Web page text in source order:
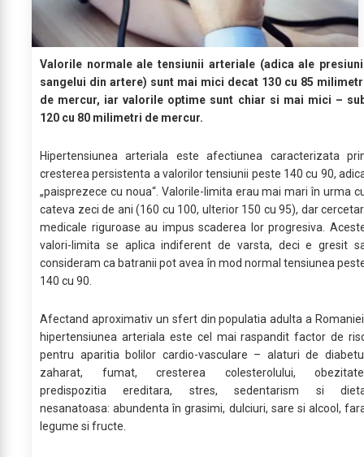
Valorile normale ale tensiunii arteriale (adica ale
sangelui din artere) sunt mai mici decat 130 cu 85
de mercur, iar valorile optime sunt chiar si mai mici –
120 cu 80 milimetri de mercur.
Hipertensiunea arteriala este afectiunea caracterizata
cresterea persistenta a valorilor tensiunii peste 140 cu 90,
„paisprezece cu noua“. Valorile-limita erau mai mari în urma
cateva zeci de ani (160 cu 100, ulterior 150 cu 95), dar
medicale riguroase au impus scaderea lor progresiva.
valori-limita se aplica indiferent de varsta, deci e gresit
consideram ca batranii pot avea în mod normal tensiunea
140 cu 90.
Afectand aproximativ un sfert din populatia adulta a
hipertensiunea arteriala este cel mai raspandit factor de
pentru aparitia bolilor cardio-vasculare – alaturi de
zaharat, fumat, cresterea colesterolului,
predispozitia ereditara, stres, sedentarism si
nesanatoasa: abundenta în grasimi, dulciuri, sare si alcool,
legume si fructe.